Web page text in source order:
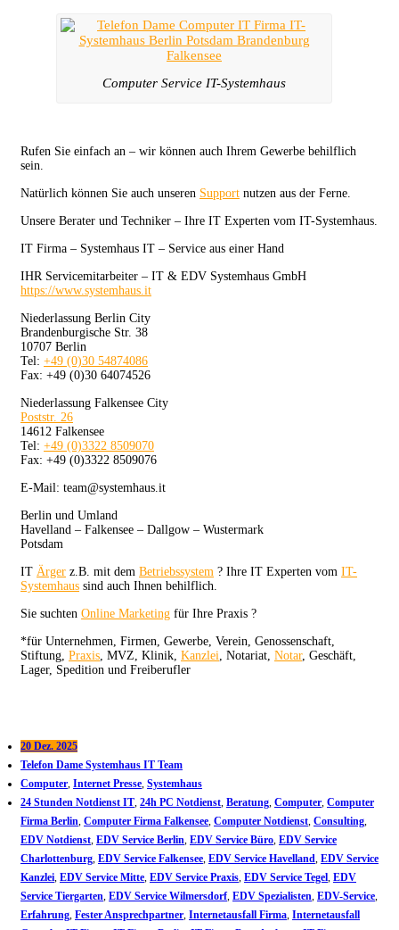
Computer Service IT-Systemhaus
Rufen Sie einfach an – wir können auch Ihrem Gewerbe behilflich
sein.
Natürlich können Sie auch unseren Support nutzen aus der Ferne.
Unsere Berater und Techniker – Ihre IT Experten vom IT-Systemhaus.
IT Firma – Systemhaus IT – Service aus einer Hand
IHR Servicemitarbeiter – IT & EDV Systemhaus GmbH
https://www.systemhaus.it
Niederlassung Berlin City
Brandenburgische Str. 38
10707 Berlin
Tel: +49 (0)30 54874086
Fax: +49 (0)30 64074526
Niederlassung Falkensee City
Poststr. 26
14612 Falkensee
Tel: +49 (0)3322 8509070
Fax: +49 (0)3322 8509076
E-Mail: team@systemhaus.it
Berlin und Umland
Havelland – Falkensee – Dallgow – Wustermark
Potsdam
IT Ärger z.B. mit dem Betriebssystem ? Ihre IT Experten vom IT-
Systemhaus sind auch Ihnen behilflich.
Sie suchten Online Marketing für Ihre Praxis ?
*für Unternehmen, Firmen, Gewerbe, Verein, Genossenschaft,
Stiftung, Praxis, MVZ, Klinik, Kanzlei, Notariat, Notar, Geschäft,
Lager, Spedition und Freiberufler
20 Dez. 2025
Telefon Dame Systemhaus IT Team
Computer, Internet Presse, Systemhaus
24 Stunden Notdienst IT, 24h PC Notdienst, Beratung, Computer, Computer
Firma Berlin, Computer Firma Falkensee, Computer Notdienst, Consulting,
EDV Notdienst, EDV Service Berlin, EDV Service Büro, EDV Service
Charlottenburg, EDV Service Falkensee, EDV Service Havelland, EDV Service
Kanzlei, EDV Service Mitte, EDV Service Praxis, EDV Service Tegel, EDV
Service Tiergarten, EDV Service Wilmersdorf, EDV Spezialisten, EDV-Service,
Erfahrung, Fester Ansprechpartner, Internetausfall Firma, Internetausfall